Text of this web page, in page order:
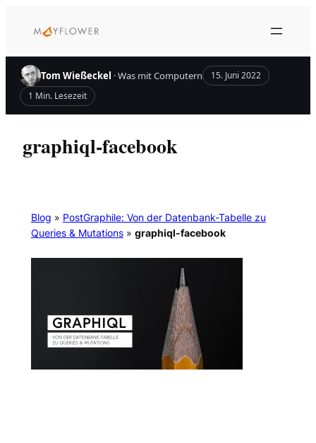
Inhalt
Tom Wießeckel · Was mit Computern
15. Juni 2022
1 Min. Lesezeit
graphiql-facebook
Blog » PostGraphile: Von der Datenbank-Tabelle zu
Queries & Mutations» graphiql-facebook